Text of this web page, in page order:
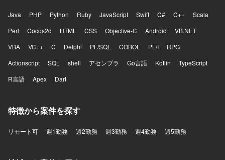
Java PHP Python Ruby JavaScript Swift C# C++
Scala
Perl
Cocos2d HTML CSS Objective-C Android
VB.NET
VBA
VC++ C Delphi PL/SQL COBOL PL/I
RPG
Actionscript
SQL shell アセンブラ Go言語 Kotlin
TypeScript
R言語
Apex Dart
特徴から案件を探す
リモート可 週1勤務 週2勤務 週3勤務 週4勤務 週5勤務